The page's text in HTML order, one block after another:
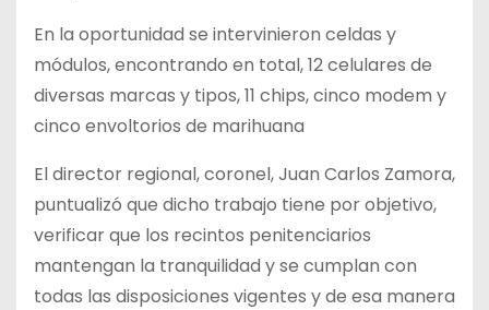
En la oportunidad se intervinieron celdas y
módulos, encontrando en total, 12 celulares de
diversas marcas y tipos, 11 chips, cinco modem y
cinco envoltorios de marihuana
El director regional, coronel, Juan Carlos Zamora,
puntualizó que dicho trabajo tiene por objetivo,
verificar que los recintos penitenciarios
mantengan la tranquilidad y se cumplan con
todas las disposiciones vigentes y de esa manera